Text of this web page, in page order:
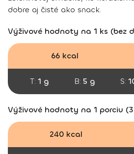
dobre aj čisté ako snack.
Výživové hodnoty na 1 ks (bez
66 kcal
T: 1 g B: 5 g S:
Výživové hodnoty na 1 porciu
240 kcal